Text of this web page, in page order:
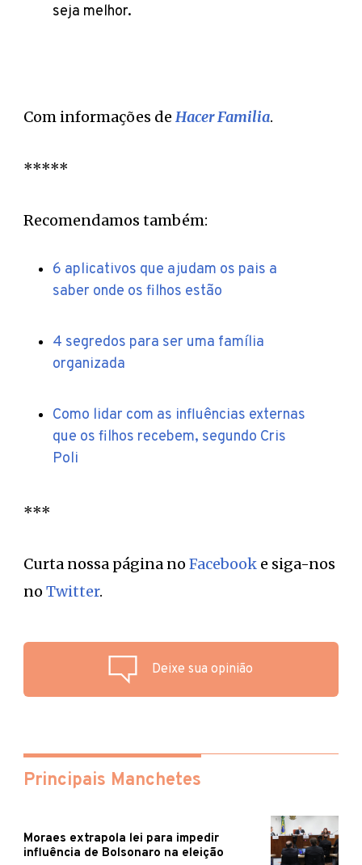
seja melhor.
Com informações de Hacer Familia.
*****
Recomendamos também:
6 aplicativos que ajudam os pais a
saber onde os filhos estão
4 segredos para ser uma família
organizada
Como lidar com as influências externas
que os filhos recebem, segundo Cris
Poli
***
Curta nossa página no Facebook e siga-nos
no Twitter.
Deixe sua opinião
Principais Manchetes
Moraes extrapola lei para impedir
influência de Bolsonaro na eleição